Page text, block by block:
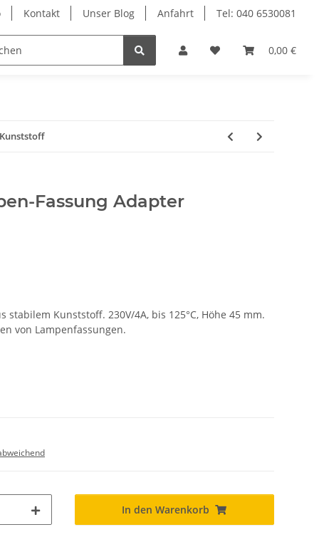
Kontakt Unser Blog Anfahrt Tel: 040 6530081
0,00 €
Retouren-Shop
Fassung Adapter
stabilem Kunststoff. 230V/4A, bis 125°C, Höhe 45 mm.
von Lampenfassungen.
In den Warenkorb